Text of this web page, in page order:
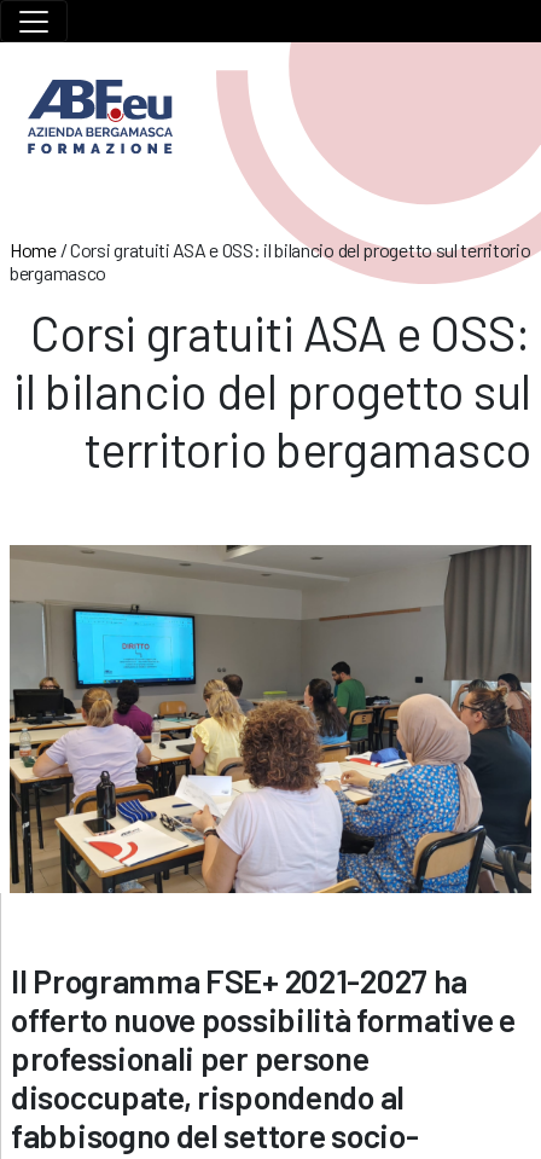
Home/Corsi gratuiti ASA e OSS: il bilancio del progetto sul territorio
bergamasco
Corsi gratuiti ASA e OSS:
il bilancio del progetto sul
territorio bergamasco
Il Programma FSE+ 2021-2027 ha
offerto nuove possibilità formative e
professionali per persone
disoccupate, rispondendo al
fabbisogno del settore socio-